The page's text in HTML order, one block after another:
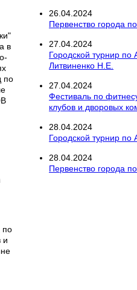
в
по
по
и
26.04.2024
Первенство города
27.04.2024
Городской турнир
Литвиненко Н.Е.
27.04.2024
Фестиваль по
клубов и дворовых
28.04.2024
Городской турнир
28.04.2024
Первенство города